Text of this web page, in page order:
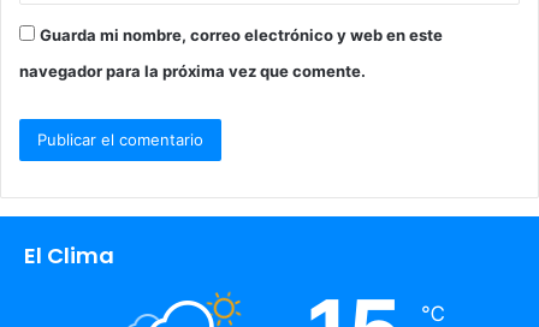
Guarda mi nombre, correo electrónico y web en este
navegador para la próxima vez que comente.
El Clima
℃